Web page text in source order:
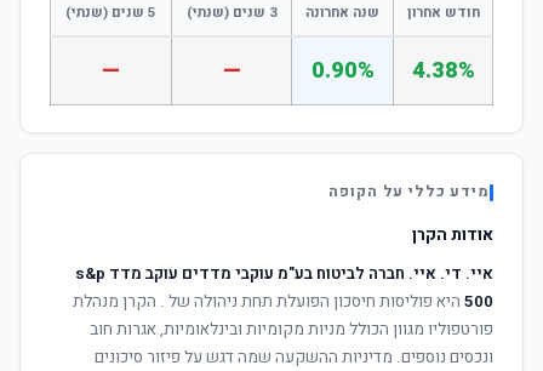
חודש אחרון שנה אחרונה 3 שנים (שנתי) 5 שנים (שנתי)
4.38%
0.90%
—
—
מידע כללי על הקופה
אודות הקרן
איי. די. איי. חברה לביטוח בע"מ עוקבי מדדים עוקב מדד s&p
500 היא פוליסות חיסכון הפועלת תחת ניהולה של . הקרן מנהלת
פורטפוליו מגוון הכולל מניות מקומיות ובינלאומיות, אגרות חוב
ונכסים נוספים. מדיניות ההשקעה שמה דגש על פיזור סיכונים